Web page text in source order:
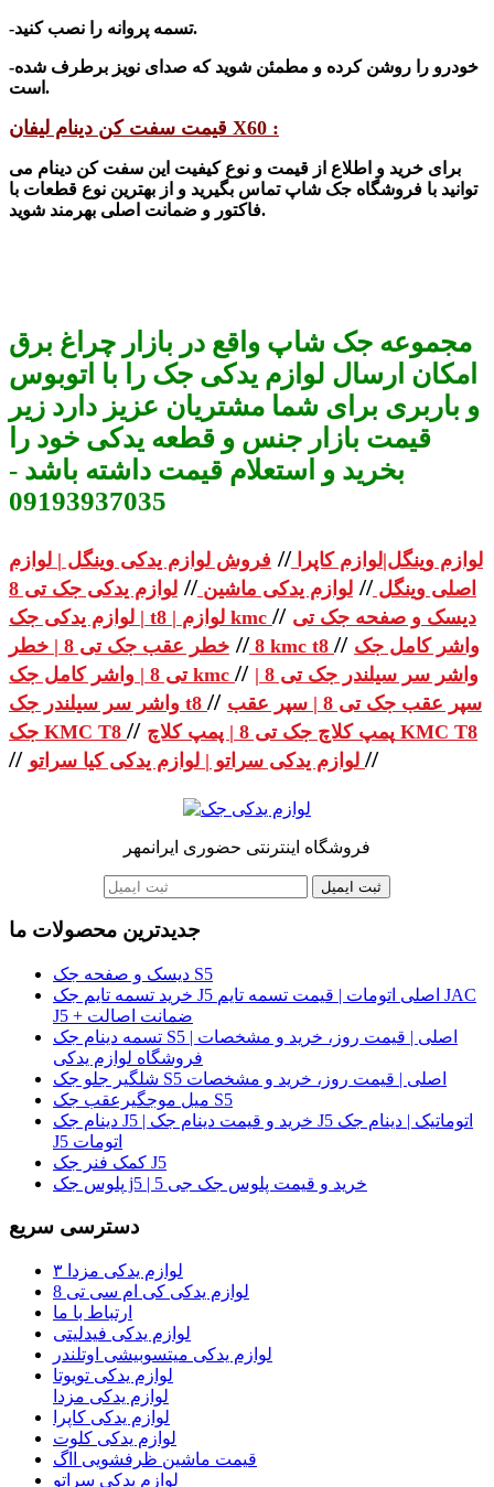
-تسمه پروانه را نصب کنید.
-خودرو را روشن کرده و مطمئن شوید که صدای نویز برطرف شده
است.
قیمت سفت کن دینام لیفان X60 :
برای خرید و اطلاع از قیمت و نوع کیفیت این سفت کن دینام می
توانید با فروشگاه جک شاپ تماس بگیرید و از بهترین نوع قطعات با
فاکتور و ضمانت اصلی بهرمند شوید.
مجموعه جک شاپ واقع در بازار چراغ برق
امکان ارسال لوازم یدکی جک را با اتوبوس
و باربری برای شما مشتریان عزیز دارد زیر
قیمت بازار جنس و قطعه یدکی خود را
بخرید و استعلام قیمت داشته باشد -
09193937035
لوازم وینگل|لوازم کاپرا// فروش لوازم یدکی وینگل | لوازم
اصلی وینگل// لوازم یدکی ماشین//
لوازم یدکی جک تی 8
| لوازم یدکی جک t8 | لوازم kmc // دیسک و صفحه جک تی
8
// خطر عقب جک تی 8 | خطر kmc t8 // واشر کامل جک
تی 8 | واشر کامل جک kmc // واشر سر سیلندر جک تی 8 |
واشر سر سیلندر جک t8 // سپر عقب جک تی 8 | سپر عقب
جک KMC T8 // پمپ کلاچ جک تی 8 | پمپ کلاچ KMC T8
// //
فروشگاه اینترنتی حضوری ایرانمهر
ثبت ایمیل
جدیدترین محصولات ما
دیسک و صفحه جک S5
خرید تسمه تایم جک J5 اصلی اتومات | قیمت تسمه تایم JAC
J5 + ضمانت اصالت
تسمه دینام جک S5 اصلی | قیمت روز، خرید و مشخصات |
فروشگاه لوازم یدکی
شلگیر جلو جک S5 اصلی | قیمت روز، خرید و مشخصات
میل موجگیرعقب جک S5
دینام جک J5 | خرید و قیمت دینام جک J5 اتوماتیک | دینام جک
J5 اتومات
کمک فنر جک J5
پلوس جک j5 | خرید و قیمت پلوس جک جی 5
دسترسی سریع
لوازم یدکی مزدا ۳
لوازم یدکی کی ام سی تی 8
ارتباط با ما
لوازم یدکی فیدلیتی
لوازم یدکی میتسوبیشی اوتلندر
لوازم یدکی تویوتا
لوازم یدکی مزدا
لوازم یدکی کاپرا
لوازم یدکی کلوت
قیمت ماشین ظرفشویی ااگ
لوازم یدکی سراتو